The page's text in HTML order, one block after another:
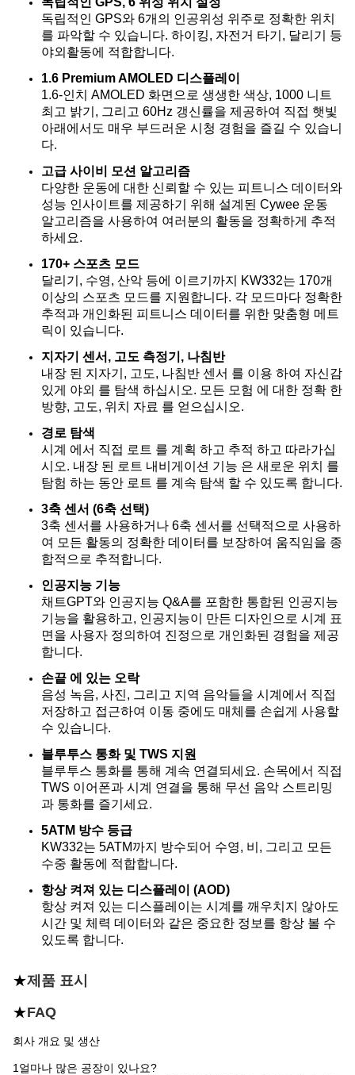
독립적인 GPS와 6개의 인공위성 위주로 정확한 위치
를 파악할 수 있습니다. 하이킹, 자전거 타기, 달리기 등
야외활동에 적합합니다.
1.6 Premium AMOLED 디스플레이
1.6-인치 AMOLED 화면으로 생생한 색상, 1000 니트
최고 밝기, 그리고 60Hz 갱신률을 제공하여 직접 햇빛
아래에서도 매우 부드러운 시청 경험을 즐길 수 있습니
다.
고급 사이비 모션 알고리즘
다양한 운동에 대한 신뢰할 수 있는 피트니스 데이터와
성능 인사이트를 제공하기 위해 설계된 Cywee 운동
알고리즘을 사용하여 여러분의 활동을 정확하게 추적
하세요.
170+ 스포츠 모드
달리기, 수영, 산악 등에 이르기까지 KW332는 170개
이상의 스포츠 모드를 지원합니다. 각 모드마다 정확한
추적과 개인화된 피트니스 데이터를 위한 맞춤형 메트
릭이 있습니다.
지자기 센서, 고도 측정기, 나침반
내장 된 지자기, 고도, 나침반 센서 를 이용 하여 자신감
있게 야외 를 탐색 하십시오. 모든 모험 에 대한 정확 한
방향, 고도, 위치 자료 를 얻으십시오.
경로 탐색
시계 에서 직접 로트 를 계획 하고 추적 하고 따라가십
시오. 내장 된 로트 내비게이션 기능 은 새로운 위치 를
탐험 하는 동안 로트 를 계속 탐색 할 수 있도록 합니다.
3축 센서 (6축 선택)
3축 센서를 사용하거나 6축 센서를 선택적으로 사용하
여 모든 활동의 정확한 데이터를 보장하여 움직임을 종
합적으로 추적합니다.
인공지능 기능
채트GPT와 인공지능 Q&A를 포함한 통합된 인공지능
기능을 활용하고, 인공지능이 만든 디자인으로 시계 표
면을 사용자 정의하여 진정으로 개인화된 경험을 제공
합니다.
손끝 에 있는 오락
음성 녹음, 사진, 그리고 지역 음악들을 시계에서 직접
저장하고 접근하여 이동 중에도 매체를 손쉽게 사용할
수 있습니다.
블루투스 통화 및 TWS 지원
블루투스 통화를 통해 계속 연결되세요. 손목에서 직접
TWS 이어폰과 시계 연결을 통해 무선 음악 스트리밍
과 통화를 즐기세요.
5ATM 방수 등급
KW332는 5ATM까지 방수되어 수영, 비, 그리고 모든
수중 활동에 적합합니다.
항상 켜져 있는 디스플레이 (AOD)
항상 켜져 있는 디스플레이는 시계를 깨우치지 않아도
시간 및 체력 데이터와 같은 중요한 정보를 항상 볼 수
있도록 합니다.
★제품 표시
★FAQ
회사 개요 및 생산
1얼마나 많은 공장이 있나요?